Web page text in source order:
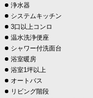
浄水器
システムキッチン
3口以上コンロ
温水洗浄便座
シャワー付洗面台
浴室暖房
浴室1坪以上
オートバス
リビング階段